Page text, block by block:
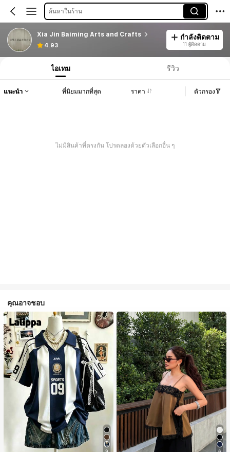
ค้นหาในร้าน
Xia Jin Baiming Arts and Crafts
4.93
กำลังติดตาม
11 ผู้ติดตาม
ไอเทม รีวิว
แนะนำ ที่นิยมมากที่สุด ราคา ตัวกรอง
ไม่มีสินค้าที่ตรงกัน โปรดลองด้วยตัวเลือกอื่น ๆ
คุณอาจชอบ